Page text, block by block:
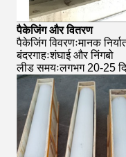
पैकेजिंग और वितरण
पैकेजिंग विवरणःमानक
बंदरगाहःशंघाई और निंगबो
लीड समयःलगभग 20-25